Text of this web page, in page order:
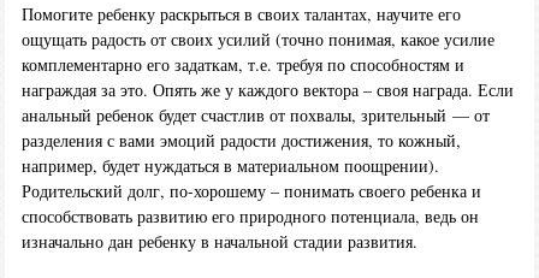
Помогите ребенку раскрыться в своих талантах, научите его
ощущать радость от своих усилий (точно понимая, какое усилие
комплементарно его задаткам, т.е. требуя по способностям и
награждая за это. Опять же у каждого вектора – своя награда. Если
анальный ребенок будет счастлив от похвалы, зрительный — от
разделения с вами эмоций радости достижения, то кожный,
например, будет нуждаться в материальном поощрении).
Родительский долг, по-хорошему – понимать своего ребенка и
способствовать развитию его природного потенциала, ведь он
изначально дан ребенку в начальной стадии развития.